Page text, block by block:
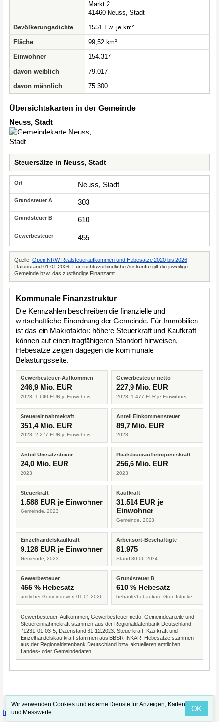
Markt 2
41460 Neuss, Stadt
Bevölkerungsdichte
1551 Ew. je km²
Fläche
99,52 km²
Einwohner
154.317
davon weiblich
79.017
davon männlich
75.300
Übersichtskarten in der Gemeinde
Neuss, Stadt
Steuersätze in Neuss, Stadt
Neuss, Stadt
303
610
455
Quelle: Open.NRW Realsteueraufkommen und Hebesätze 2020 bis 2026
Datenstand 01.01.2026. Für rechtsverbindliche Auskünfte gilt die jeweilige
Gemeinde bzw. das zuständige Finanzamt.
Kommunale Finanzstruktur
Die Kennzahlen beschreiben die finanzielle und
wirtschaftliche Einordnung der Gemeinde. Für Immobilien
ist das ein Makrofaktor: höhere Steuerkraft und Kaufkraft
können auf einen tragfähigeren Standort hinweisen,
Hebesätze zeigen dagegen die kommunale
Belastungsseite.
Gewerbesteuer-Aufkommen
246,9 Mio. EUR
2023, 1.600 EUR je Einwohner
Gewerbesteuer netto
227,9 Mio. EUR
2023, 1.477 EUR je Einwohner
Steuereinnahmekraft
351,4 Mio. EUR
2023, 2.277 EUR je Einwohner
Anteil Einkommensteuer
89,7 Mio. EUR
2023
Anteil Umsatzsteuer
24,0 Mio. EUR
2023
Realsteueraufbringungskraft
256,6 Mio. EUR
2023
Steuerkraft
1.588 EUR je Einwohner
Gemeinde, 2023
Kaufkraft
31.514 EUR je
Einwohner
Gemeinde, 2023
Einzelhandelskaufkraft
9.128 EUR je Einwohner
Gemeinde, 2023
Arbeitsort-Beschäftigte
81.975
Stand 30.06.2024
Gewerbesteuer
455 % Hebesatz
amtlicher Gemeindewert 01.01.2026
Grundsteuer B
610 % Hebesatz
bebaute/bebaubare Grundstücke
Gewerbesteuer-Aufkommen, Gewerbesteuer netto, Gemeindeanteile und
Steuereinnahmekraft stammen aus der Regionaldatenbank Deutschland
71231-01-03-5, Datenstand 31.12.2023. Steuerkraft, Kaufkraft und
Einzelhandelskaufkraft stammen aus BBSR INKAR. Hebesätze stammen
aus der Regionaldatenbank Deutschland bzw. aktuelleren amtlichen
Landes- oder Gemeindedaten.
Impressum·Straßenindex
Wir verwenden Cookies und externe Dienste für Anzeigen, Karten
und Messwerte.
OK